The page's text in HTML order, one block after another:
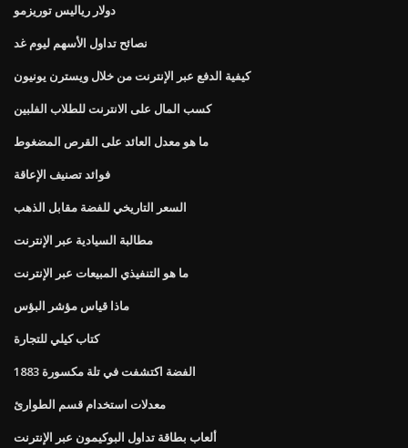
دولار رياليس توريزمو
نصائح تداول الأسهم ليوم غد
كيفية الدفع عبر الإنترنت من خلال ويسترن يونيون
كسب المال على الانترنت للطلاب الفلبين
ما هو معدل العائد على القرص المضغوط
فوائد تصنيف الإعاقة
السعر التاريخي للفضة مقابل الذهب
مطالبة السيادية عبر الإنترنت
ما هو التنفيذي المبيعات عبر الإنترنت
ماذا قياس مؤشر البؤس
كتاب كيلي للتجارة
1883 الفضة اكتشفت في تلة مكسورة
معدلات استخدام قسم الطوارئ
ألعاب بطاقة تداول البوكيمون عبر الإنترنت